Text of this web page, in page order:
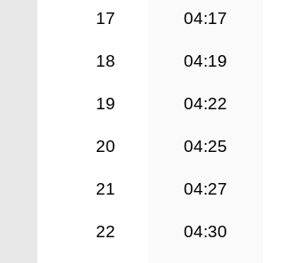
17 04:17
18 04:19
19 04:22
20 04:25
21 04:27
22 04:30